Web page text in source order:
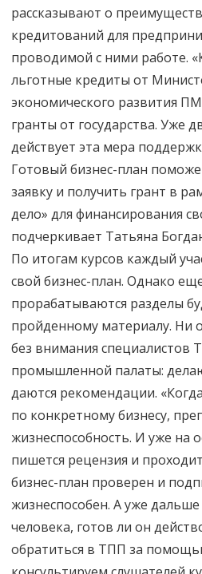
рассказывают о
кредитований для
проводимой с ними работе.
льготные кредиты от
экономического развития
гранты от государства. Уже
действует эта мера
Готовый бизнес-план
заявку и получить грант в
дело» для финансирования
подчеркивает Татьяна
По итогам курсов каждый
свой бизнес-план. Однако
прорабатываются разделы
пройденному материалу. Ни
без внимания специалистов
промышленной палаты:
даются рекомендации.
по конкретному бизнесу,
жизнеспособность. И уже на
пишется рецензия и
бизнес-план проверен и
жизнеспособен. А уже дальше
человека, готов ли он
обратиться в ТПП за